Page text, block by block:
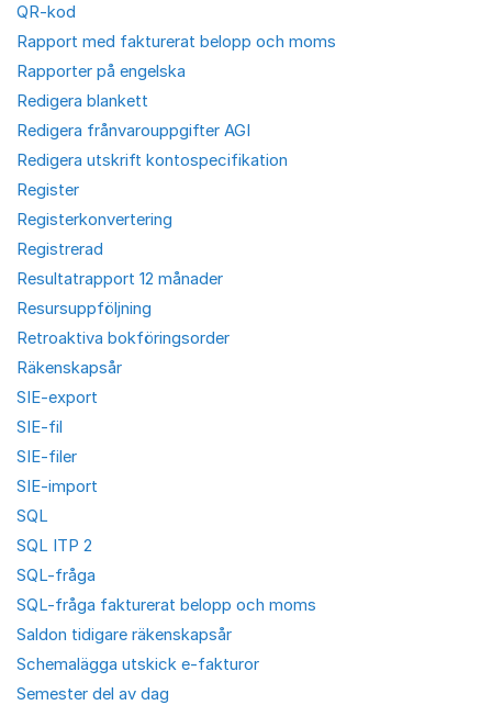
QR-kod
Rapport med fakturerat belopp och moms
Rapporter på engelska
Redigera blankett
Redigera frånvarouppgifter AGI
Redigera utskrift kontospecifikation
Register
Registerkonvertering
Registrerad
Resultatrapport 12 månader
Resursuppföljning
Retroaktiva bokföringsorder
Räkenskapsår
SIE-export
SIE-fil
SIE-filer
SIE-import
SQL
SQL ITP 2
SQL-fråga
SQL-fråga fakturerat belopp och moms
Saldon tidigare räkenskapsår
Schemalägga utskick e-fakturor
Semester del av dag